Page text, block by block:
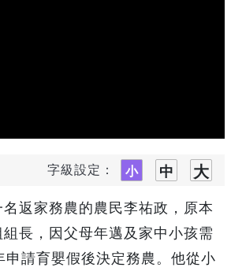
字級設定：
返家務農的農民李祐政，原本
長，因父母年邁及家中小孩需
申請育嬰假後決定務農。他從小